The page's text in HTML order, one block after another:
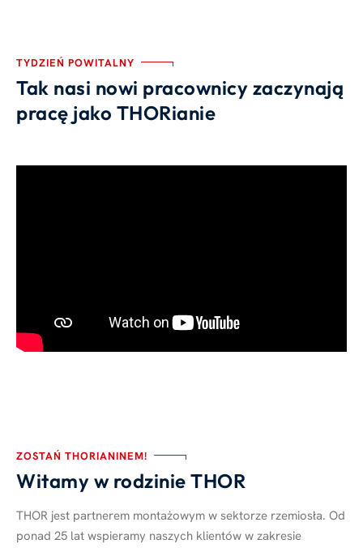
TYDZIEŃ POWITALNY
Tak nasi nowi pracownicy zaczynają
pracę jako THORianie
ZOSTAŃ THORIANINEM!
Witamy w rodzinie THOR
THOR jest partnerem montażowym w sektorze rzemiosła. Od
ponad 25 lat wspieramy naszych klientów w zakresie